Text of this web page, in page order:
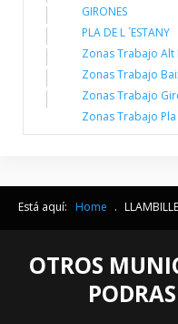
GIRONES
PLA DE L ´ESTANY
Zonas Trabajo Alt
Zonas Trabajo
Zonas Trabajo
Zonas Trabajo Pla
Está aquí: Home .
OTROS